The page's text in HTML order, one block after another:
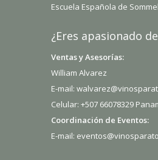
Escuela Española de
¿Eres apasionado
Ventas y Asesorías:
William Alvarez
E-mail:
Celular: +507 66078329
Coordinación de Eventos:
E-mail: